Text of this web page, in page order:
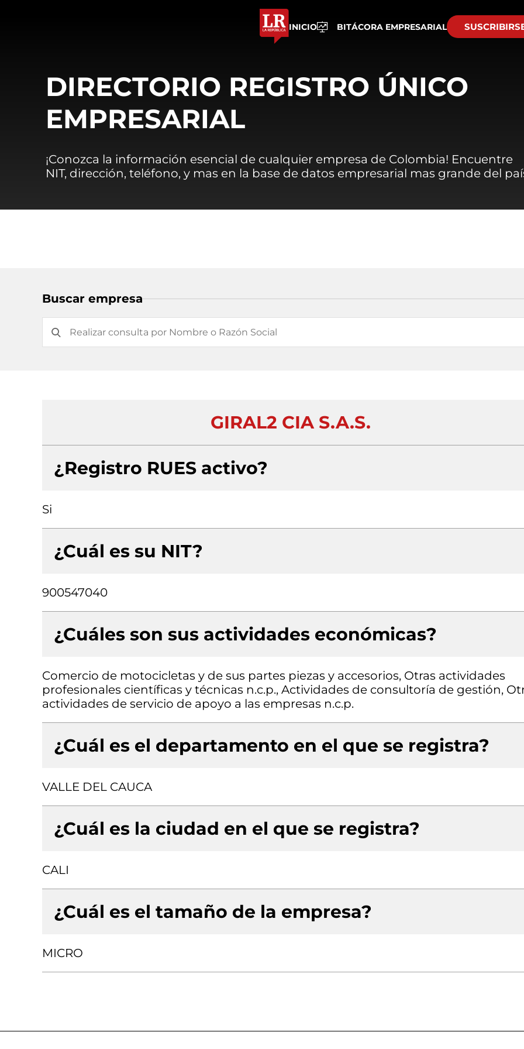
INICIO BITÁCORA EMPRESARIAL
DIRECTORIO REGISTRO ÚNICO
EMPRESARIAL
¡Conozca la información esencial de cualquier empresa de Colombia! Encuentre
NIT, dirección, teléfono, y mas en la base de datos empresarial mas grande del
Buscar empresa
GIRAL2 CIA S.A.S.
¿Registro RUES activo?
Si
¿Cuál es su NIT?
900547040
¿Cuáles son sus actividades económicas?
Comercio de motocicletas y de sus partes piezas y accesorios, Otras actividades
profesionales científicas y técnicas n.c.p., Actividades de consultoría de gestión,
actividades de servicio de apoyo a las empresas n.c.p.
¿Cuál es el departamento en el que se registra?
VALLE DEL CAUCA
¿Cuál es la ciudad en el que se registra?
CALI
¿Cuál es el tamaño de la empresa?
MICRO